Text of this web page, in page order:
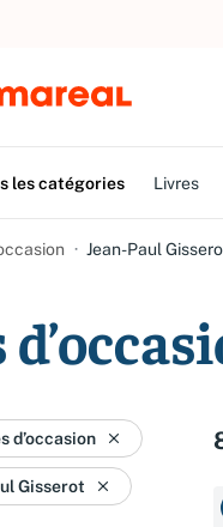
les catégories Livres
Jean-Paul
d’occasion
Gisserot